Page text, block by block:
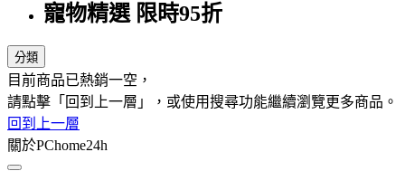
寵物精選 限時95折
分類
目前商品已熱銷一空，
請點擊「回到上一層」，或使用搜尋功能繼續瀏覽更多商品。
回到上一層
關於PChome24h